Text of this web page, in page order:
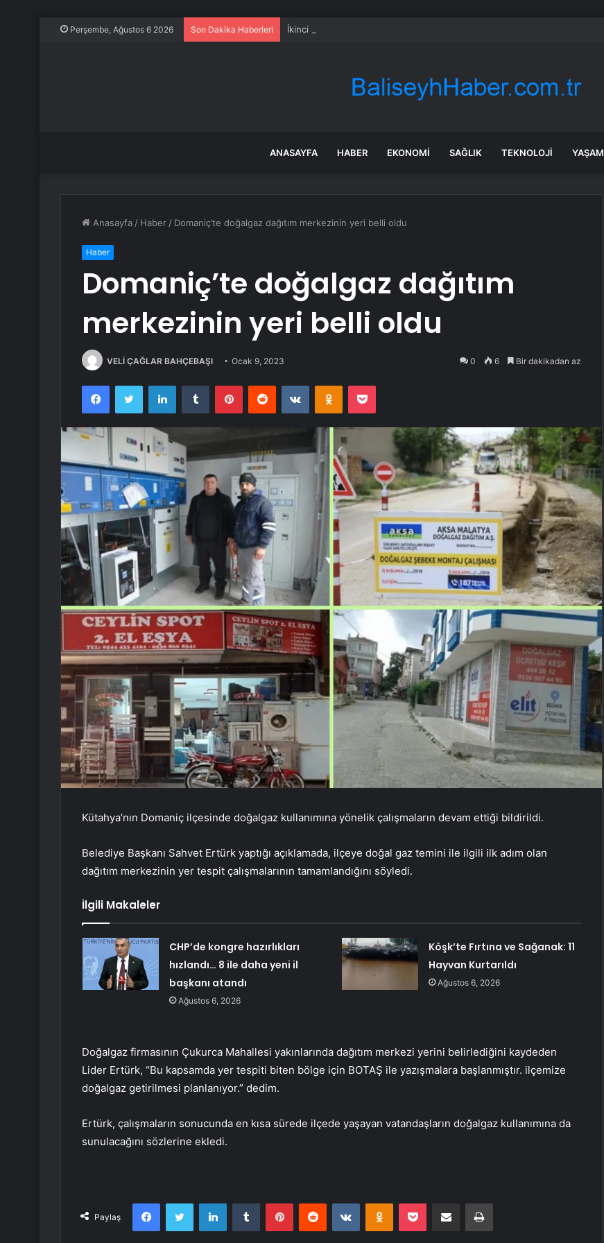
Perşembe, Ağustos 6 2026 Son Dakika Haberleri İkinci El Otomobil Piyasasında Temmuz 2024 Gelişmeleri
ANASAYFA HABER EKONOMI SAĞLIK TEKNOLOJI YAŞAM
Anasayfa / Haber / Domaniç’te doğalgaz dağıtım merkezinin yeri belli oldu
Haber
Domaniç’te doğalgaz dağıtım
merkezinin yeri belli oldu
VELİ ÇAĞLAR BAHÇEBAŞI Ocak 9, 2023 0 6 Bir dakikadan az
FacebookTwitter LinkedInTumblr PinterestReddit VKontakteOdnoklassniki
Pocket
Kütahya’nın Domaniç ilçesinde doğalgaz kullanımına yönelik çalışmaların devam ettiği bildirildi.
Belediye Başkanı Sahvet Ertürk yaptığı açıklamada, ilçeye doğal gaz temini ile ilgili ilk adım olan
dağıtım merkezinin yer tespit çalışmalarının tamamlandığını söyledi.
İlgili Makaleler
CHP’de kongre hazırlıkları
hızlandı… 8 ile daha yeni il
başkanı atandı
Ağustos 6, 2026
Köşk’te Fırtına ve Sağanak: 11
Hayvan Kurtarıldı
Ağustos 6, 2026
Doğalgaz firmasının Çukurca Mahallesi yakınlarında dağıtım merkezi yerini belirlediğini kaydeden
Lider Ertürk, “Bu kapsamda yer tespiti biten bölge için BOTAŞ ile yazışmalara başlanmıştır. ilçemize
doğalgaz getirilmesi planlanıyor.” dedim.
Ertürk, çalışmaların sonucunda en kısa sürede ilçede yaşayan vatandaşların doğalgaz kullanımına da
sunulacağını sözlerine ekledi.
Paylaş
FacebookTwitter LinkedInTumblr PinterestReddit VKontakteOdnoklassniki
Pocket E-Posta ile paylaş Yazdır